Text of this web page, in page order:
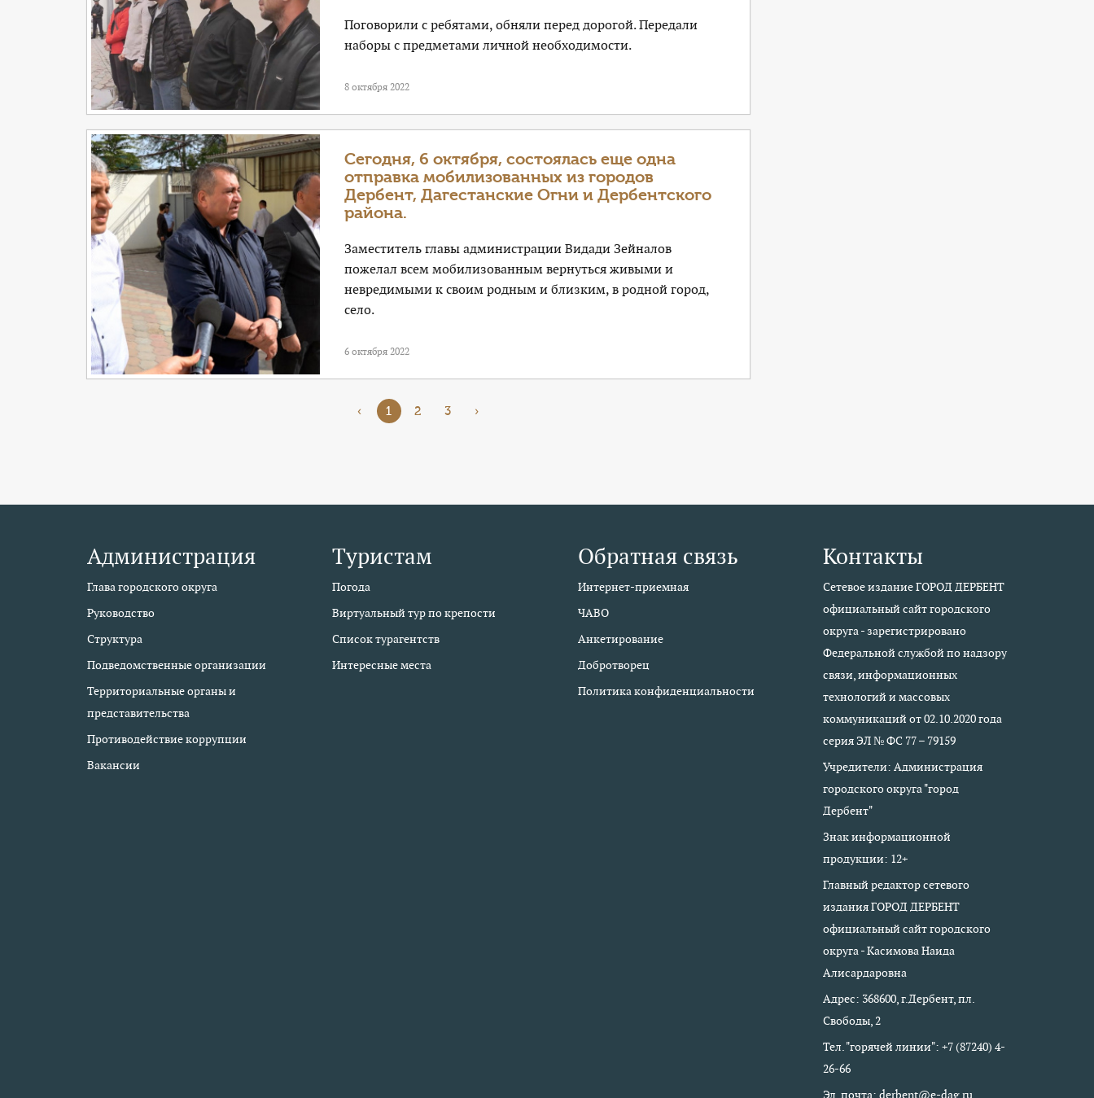
Поговорили с ребятами, обняли перед дорогой. Передали
наборы с предметами личной необходимости.
8 октября 2022
Сегодня, 6 октября, состоялась еще одна
отправка мобилизованных из городов
Дербент, Дагестанские Огни и Дербентского
района.
Заместитель главы администрации Видади Зейналов
пожелал всем мобилизованным вернуться живыми и
невредимыми к своим родным и близким, в родной город,
село.
6 октября 2022
‹ 1 2 3 ›
Администрация
Глава городского округа
Руководство
Структура
Подведомственные организации
Территориальные органы и
представительства
Противодействие коррупции
Вакансии
Туристам
Погода
Виртуальный тур по крепости
Список турагентств
Интересные места
Обратная связь
Интернет-приемная
ЧАВО
Анкетирование
Добротворец
Политика конфиденциальности
Контакты
Сетевое издание ГОРОД ДЕРБЕНТ
официальный сайт городского
округа - зарегистрировано
Федеральной службой по надзору
связи, информационных
технологий и массовых
коммуникаций от 02.10.2020 года
серия ЭЛ № ФС 77 – 79159
Учредители: Администрация
городского округа "город
Дербент"
Знак информационной
продукции: 12+
Главный редактор сетевого
издания ГОРОД ДЕРБЕНТ
официальный сайт городского
округа - Касимова Наида
Алисардаровна
Адрес: 368600, г.Дербент, пл.
Свободы, 2
Тел. "горячей линии": +7 (87240) 4-
26-66
Эл. почта: derbent@e-dag.ru,